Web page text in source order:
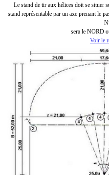
Le stand de tir aux hélices doit se situer
stand représentable par un axe prenant le
sera le NORD
Voir le